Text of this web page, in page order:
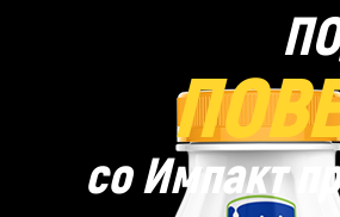
со Импакт